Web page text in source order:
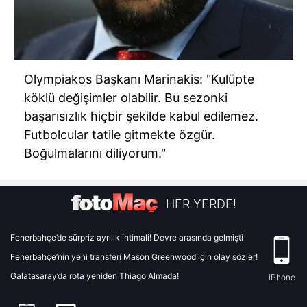
Olympiakos Başkanı Marinakis: "Kulüpte
köklü değişimler olabilir. Bu sezonki
başarısızlık hiçbir şekilde kabul edilemez.
Futbolcular tatile gitmekte özgür.
Boğulmalarını diliyorum."
HER YERDE!
Fenerbahçe’de sürpriz ayrılık ihtimali! Devre arasında gelmişti
Fenerbahçe’nin yeni transferi Mason Greenwood için olay sözler!
Galatasaray’da rota yeniden Thiago Almada!
iPhone